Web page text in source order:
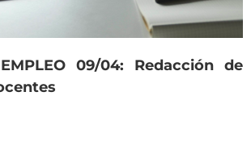
09/04: Redacción de